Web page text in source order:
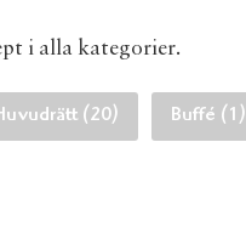
i alla kategorier.
(20) Buffé (1)